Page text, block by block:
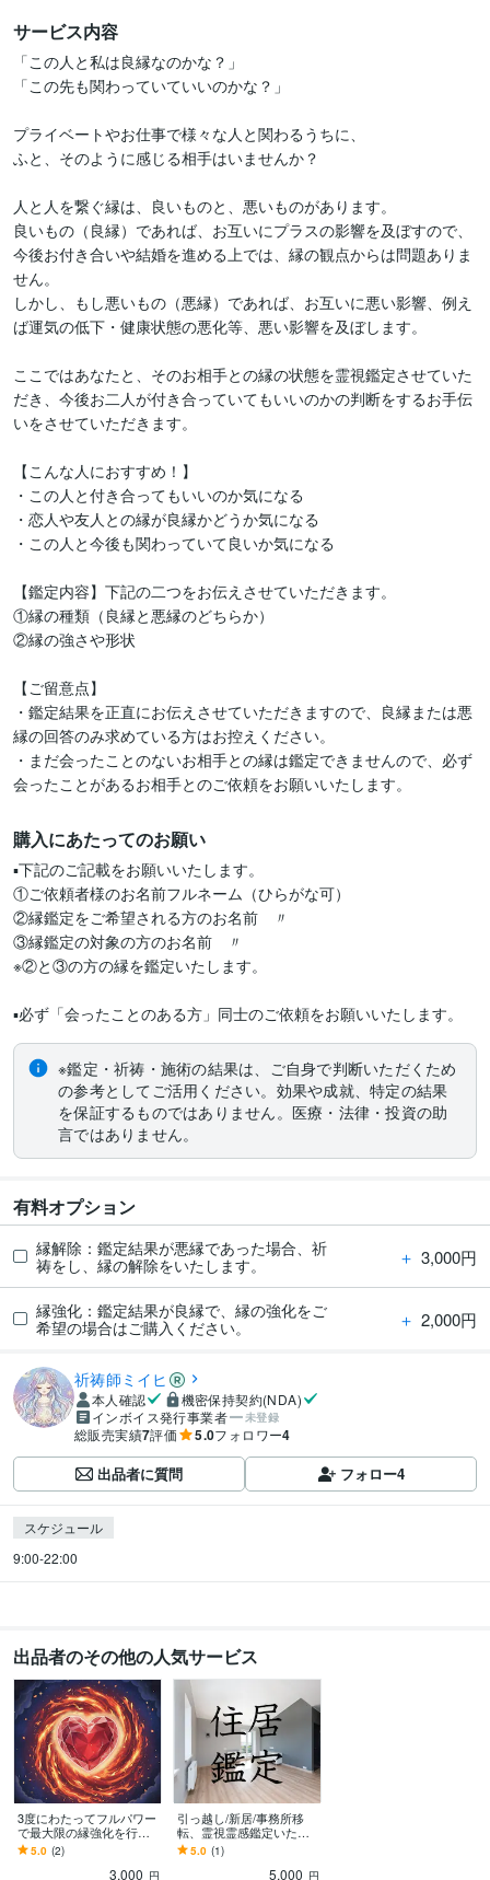
サービス内容
「この人と私は良縁なのかな？」
「この先も関わっていていいのかな？」
プライベートやお仕事で様々な人と関わるうちに、
ふと、そのように感じる相手はいませんか？
人と人を繋ぐ縁は、良いものと、悪いものがあります。
良いもの（良縁）であれば、お互いにプラスの影響を及ぼすので、
今後お付き合いや結婚を進める上では、縁の観点からは問題ありま
せん。
しかし、もし悪いもの（悪縁）であれば、お互いに悪い影響、例え
ば運気の低下・健康状態の悪化等、悪い影響を及ぼします。
ここではあなたと、そのお相手との縁の状態を霊視鑑定させていた
だき、今後お二人が付き合っていてもいいのかの判断をするお手伝
いをさせていただきます。
【こんな人におすすめ！】
・この人と付き合ってもいいのか気になる
・恋人や友人との縁が良縁かどうか気になる
・この人と今後も関わっていて良いか気になる
【鑑定内容】下記の二つをお伝えさせていただきます。
①縁の種類（良縁と悪縁のどちらか）
②縁の強さや形状
【ご留意点】
・鑑定結果を正直にお伝えさせていただきますので、良縁または悪
縁の回答のみ求めている方はお控えください。
・まだ会ったことのないお相手との縁は鑑定できませんので、必ず
購入にあたってのお願い
▪️下記のご記載をお願いいたします。
①ご依頼者様のお名前フルネーム（ひらがな可）
②縁鑑定をご希望される方のお名前　〃
③縁鑑定の対象の方のお名前　〃
※②と③の方の縁を鑑定いたします。
▪️必ず「会ったことのある方」同士のご依頼をお願いいたします。
※鑑定・祈祷・施術の結果は、ご自身で判断いただくため
の参考としてご活用ください。効果や成就、特定の結果
を保証するものではありません。医療・法律・投資の助
言ではありません。
有料オプション
縁解除：鑑定結果が悪縁であった場合、祈
祷をし、縁の解除をいたします。
＋ 3,000円
縁強化：鑑定結果が良縁で、縁の強化をご
希望の場合はご購入ください。
＋ 2,000円
祈祷師ミイヒ
本人確認
機密保持契約(NDA)
インボイス発行事業者
未登録
総販売実績7評価 5.0フォロワー4
出品者に質問 フォロー4
スケジュール
9:00-22:00
出品者のその他の人気サービス
3度にわたってフルパワー
で最大限の縁強化を行い
ます 好きな人/もっと仲良
くなりたい人がいる方
5.0 (2)
3,000 円
引っ越し/新居/事務所移
転、霊視霊感鑑定いたし
ます 引っ越し先や新居、
事務所の移転を悩んでい
5.0 (1)
5,000 円